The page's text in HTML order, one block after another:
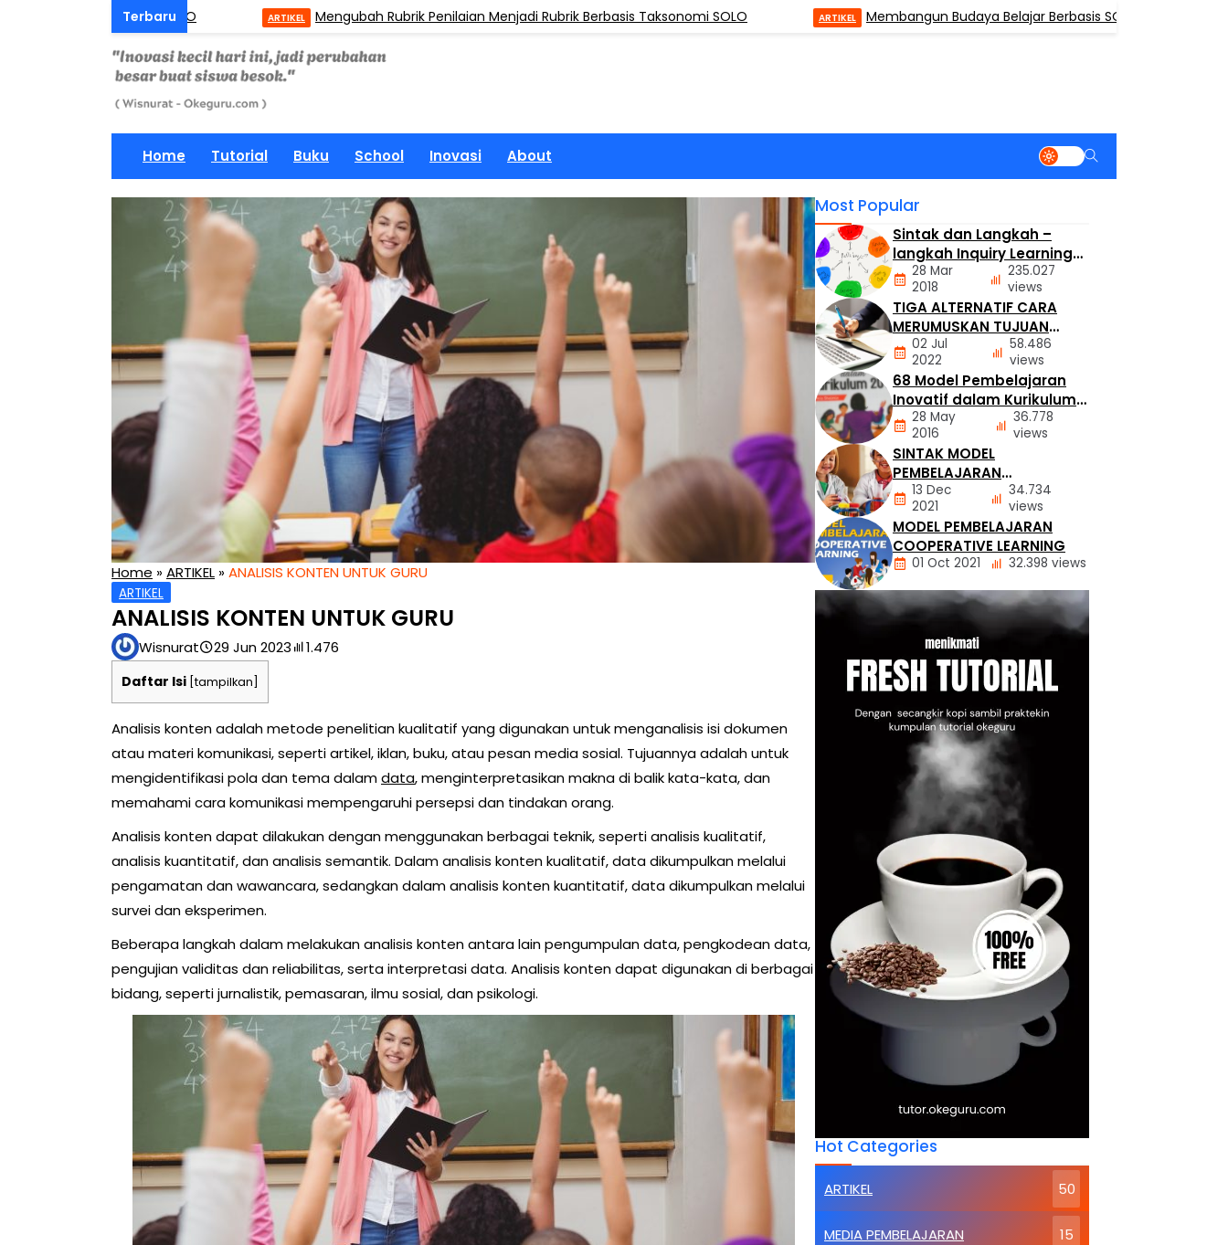
Taksonomi SOLO Mengubah Rubrik Penilaian Menjadi Rubrik Berbasis Taksonomi SOLO Membangun Budaya Belajar Berbasis SOLO di Kelas
Home Tutorial Buku School Inovasi About
Home »ARTIKEL »ANALISIS KONTEN UNTUK GURU
ARTIKEL
ANALISIS KONTEN UNTUK GURU
Wisnurat 29 Jun 2023 1.476
Daftar Isi [tampilkan
Analisis konten adalah metode penelitian kualitatif yang digunakan untuk menganalisis isi dokumen
atau materi komunikasi, seperti artikel, iklan, buku, atau pesan media sosial. Tujuannya adalah untuk
mengidentifikasi pola dan tema dalamdata, menginterpretasikan makna di balik kata-kata, dan
memahami cara komunikasi mempengaruhi persepsi dan tindakan orang.
Analisis konten dapat dilakukan dengan menggunakan berbagai teknik, seperti analisis kualitatif,
analisis kuantitatif, dan analisis semantik. Dalam analisis konten kualitatif, data dikumpulkan melalui
pengamatan dan wawancara, sedangkan dalam analisis konten kuantitatif, data dikumpulkan melalui
survei dan eksperimen.
Beberapa langkah dalam melakukan analisis konten antara lain pengumpulan data, pengkodean data,
pengujian validitas dan reliabilitas, serta interpretasi data. Analisis konten dapat digunakan di berbagai
bidang, seperti jurnalistik, pemasaran, ilmu sosial, dan psikologi.
Most Popular
MODEL
PEMBELAJARAN
Sintak dan Langkah –
langkah Inquiry Learning
Model
28 Mar
2018
235.027
views
ARTIKEL
KURIKULUM
TIGA ALTERNATIF CARA
MERUMUSKAN TUJUAN
PEMBELAJARAN KURIKULUM
MERDEKA
02 Jul
2022
58.486
views
BUKU
68 Model Pembelajaran
Inovatif dalam Kurikulum
201328 May
2016
36.778
views
MODEL
PEMBELAJARAN
SINTAK MODEL
PEMBELAJARAN
DEMONSTRASI
13 Dec
2021
34.734
views
MODEL
PEMBELAJARAN
MODEL PEMBELAJARAN
COOPERATIVE LEARNING
01 Oct 2021 32.398 views
Hot Categories
ARTIKEL 50
MEDIA PEMBELAJARAN 15